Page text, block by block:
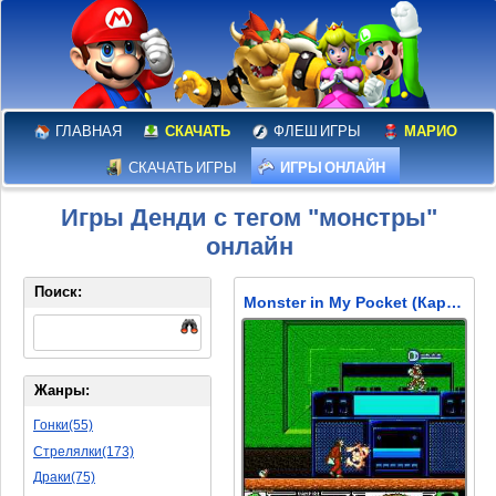
ГЛАВНАЯ СКАЧАТЬ ФЛЕШ ИГРЫ МАРИО
СКАЧАТЬ ИГРЫ ИГРЫ ОНЛАЙН
Игры Денди с тегом "монстры"
онлайн
Monster in My Pocket (Карманные Монстры)
Поиск:
Жанры:
Гонки(55)
Стрелялки(173)
Драки(75)